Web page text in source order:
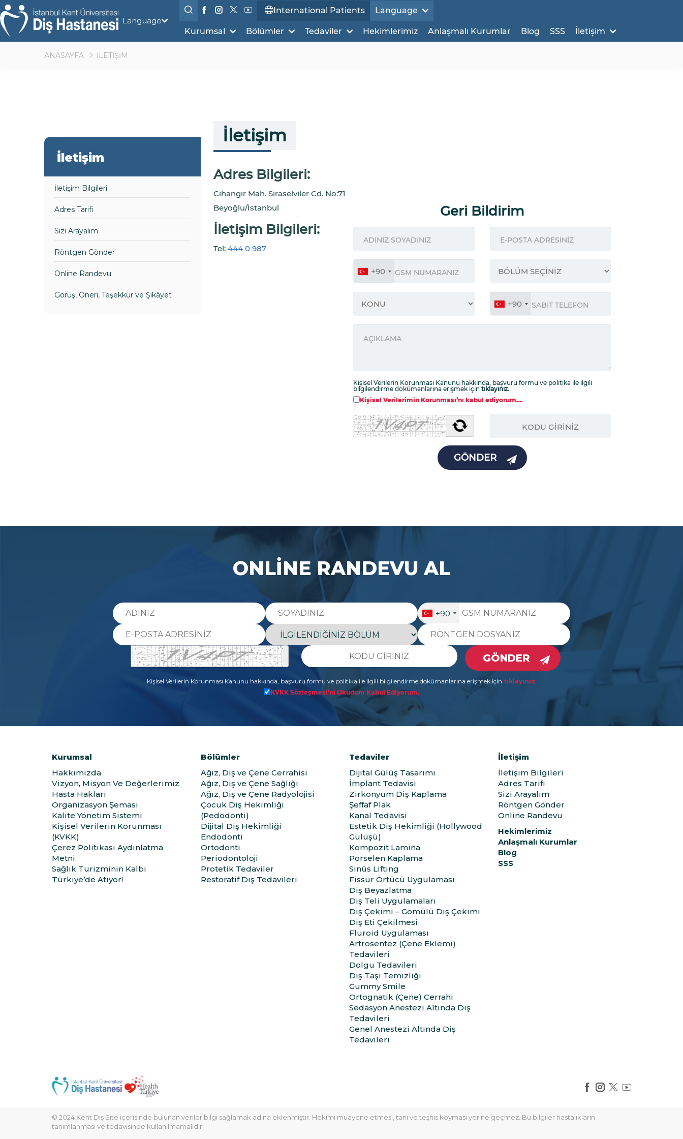
Language
International Patients Language
Kurumsal Bölümler Tedaviler Hekimlerimiz Anlaşmalı Kurumlar Blog SSS İletişim
ANASAYFA İLETİŞİM
İletişim
İletişim Bilgileri
Adres Tarifi
Sizi Arayalım
Röntgen Gönder
Online Randevu
Görüş, Öneri, Teşekkür ve Şikâyet
İletişim
Adres Bilgileri:
Cihangir Mah. Sıraselviler Cd. No:71
Beyoğlu/İstanbul
İletişim Bilgileri:
Tel: 444 0 987
Geri Bildirim
+90
+90
Kişisel Verilerin Korunması Kanunu hakkında, başvuru formu ve politika ile ilgili
bilgilendirme dokümanlarına erişmek içintıklayınız.
Kişisel Verilerimin Korunması’nı kabul ediyorum....
GÖNDER
ONLİNE RANDEVU AL
+90
GÖNDER
Kişisel Verilerin Korunması Kanunu hakkında, başvuru formu ve politika ile ilgili bilgilendirme dokümanlarına erişmek için tıklayınız.
KVKK Sözleşmesi’ni Okudum Kabul Ediyorum.
Kurumsal
Hakkımızda
Vizyon, Misyon Ve Değerlerimiz
Hasta Hakları
Organizasyon Şeması
Kalite Yönetim Sistemi
Kişisel Verilerin Korunması
(KVKK)
Çerez Politikası Aydınlatma
Metni
Sağlık Turizminin Kalbi
Türkiye’de Atıyor!
Bölümler
Ağız, Diş ve Çene Cerrahisi
Ağız, Diş ve Çene Sağlığı
Ağız, Diş ve Çene Radyolojisi
Çocuk Diş Hekimliği
(Pedodonti)
Dijital Diş Hekimliği
Endodonti
Ortodonti
Periodontoloji
Protetik Tedaviler
Restoratif Diş Tedavileri
Tedaviler
Dijital Gülüş Tasarımı
İmplant Tedavisi
Zirkonyum Diş Kaplama
Şeffaf Plak
Kanal Tedavisi
Estetik Diş Hekimliği (Hollywood
Gülüşü)
Kompozit Lamina
Porselen Kaplama
Sinüs Lifting
Fissür Örtücü Uygulaması
Diş Beyazlatma
Diş Teli Uygulamaları
Diş Çekimi – Gömülü Diş Çekimi
Diş Eti Çekilmesi
Fluroid Uygulaması
Artrosentez (Çene Eklemi)
Tedavileri
Dolgu Tedavileri
Diş Taşı Temizliği
Gummy Smile
Ortognatik (Çene) Cerrahi
Sedasyon Anestezi Altında Diş
Tedavileri
Genel Anestezi Altında Diş
Tedavileri
İletişim
İletişim Bilgileri
Adres Tarifi
Sizi Arayalım
Röntgen Gönder
Online Randevu
Hekimlerimiz
Anlaşmalı Kurumlar
Blog
SSS
© 2024 Kent Diş Site içerisinde bulunan veriler bilgi sağlamak adına eklenmiştir. Hekimi muayene etmesi, tanı ve teşhis koyması yerine geçmez. Bu bilgiler hastalıkların
tanımlanması ve tedavisinde kullanılmamalıdır